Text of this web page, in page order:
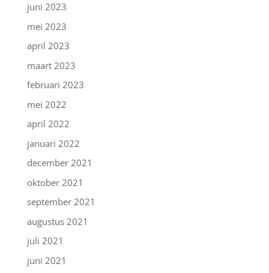
juni 2023
mei 2023
april 2023
maart 2023
februari 2023
mei 2022
april 2022
januari 2022
december 2021
oktober 2021
september 2021
augustus 2021
juli 2021
juni 2021